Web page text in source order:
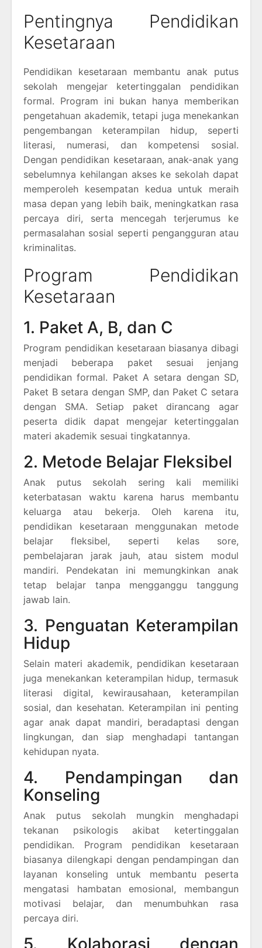
Pentingnya Pendidikan
Kesetaraan
Pendidikan kesetaraan membantu anak putus
sekolah mengejar ketertinggalan pendidikan
formal. Program ini bukan hanya memberikan
pengetahuan akademik, tetapi juga menekankan
pengembangan keterampilan hidup, seperti
literasi, numerasi, dan kompetensi sosial.
Dengan pendidikan kesetaraan, anak-anak yang
sebelumnya kehilangan akses ke sekolah dapat
memperoleh kesempatan kedua untuk meraih
masa depan yang lebih baik, meningkatkan rasa
percaya diri, serta mencegah terjerumus ke
permasalahan sosial seperti pengangguran atau
kriminalitas.
Program Pendidikan
Kesetaraan
1. Paket A, B, dan C
Program pendidikan kesetaraan biasanya dibagi
menjadi beberapa paket sesuai jenjang
pendidikan formal. Paket A setara dengan SD,
Paket B setara dengan SMP, dan Paket C setara
dengan SMA. Setiap paket dirancang agar
peserta didik dapat mengejar ketertinggalan
materi akademik sesuai tingkatannya.
2. Metode Belajar Fleksibel
Anak putus sekolah sering kali memiliki
keterbatasan waktu karena harus membantu
keluarga atau bekerja. Oleh karena itu,
pendidikan kesetaraan menggunakan metode
belajar fleksibel, seperti kelas sore,
pembelajaran jarak jauh, atau sistem modul
mandiri. Pendekatan ini memungkinkan anak
tetap belajar tanpa mengganggu tanggung
jawab lain.
3. Penguatan Keterampilan
Hidup
Selain materi akademik, pendidikan kesetaraan
juga menekankan keterampilan hidup, termasuk
literasi digital, kewirausahaan, keterampilan
sosial, dan kesehatan. Keterampilan ini penting
agar anak dapat mandiri, beradaptasi dengan
lingkungan, dan siap menghadapi tantangan
kehidupan nyata.
4. Pendampingan dan
Konseling
Anak putus sekolah mungkin menghadapi
tekanan psikologis akibat ketertinggalan
pendidikan. Program pendidikan kesetaraan
biasanya dilengkapi dengan pendampingan dan
layanan konseling untuk membantu peserta
mengatasi hambatan emosional, membangun
motivasi belajar, dan menumbuhkan rasa
percaya diri.
5. Kolaborasi dengan